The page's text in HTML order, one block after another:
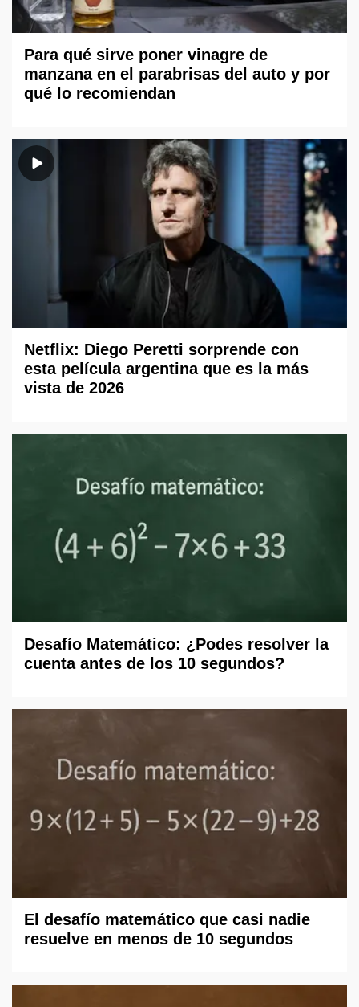
Para qué sirve poner vinagre de
manzana en el parabrisas del auto y por
qué lo recomiendan
Netflix: Diego Peretti sorprende con
esta película argentina que es la más
vista de 2026
Desafío Matemático: ¿Podes resolver la
cuenta antes de los 10 segundos?
El desafío matemático que casi nadie
resuelve en menos de 10 segundos